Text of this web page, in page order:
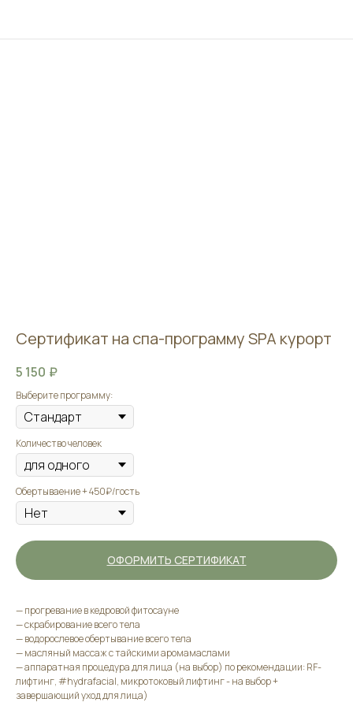
Сертификат на спа-программу SPA курорт
5 150 ₽
Выберите программу:
Количество человек
Обертываение + 450₽/гость
ОФОРМИТЬ СЕРТИФИКАТ
— прогревание в кедровой фитосауне
— скрабирование всего тела
— водорослевое обертывание всего тела
— масляный массаж с тайскими аромамаслами
— аппаратная процедура для лица (на выбор) по рекомендации: RF-
лифтинг, #hydrafacial, микротоковый лифтинг - на выбор +
завершающий уход для лица)